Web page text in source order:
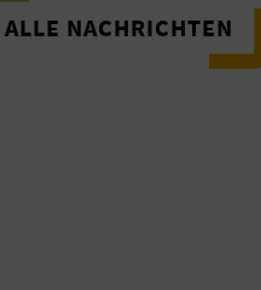
ALLE NACHRICHTEN